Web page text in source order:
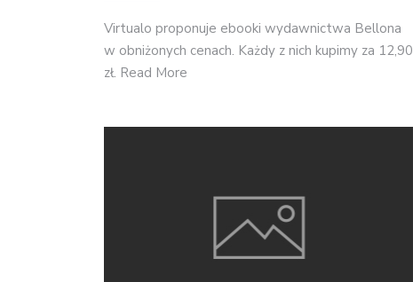
Virtualo proponuje ebooki wydawnictwa Bellona
w obniżonych cenach. Każdy z nich kupimy za 12,90
zł. Read More